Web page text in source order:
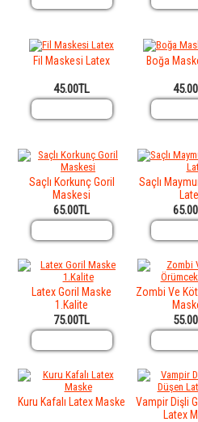
Fil Maskesi Latex
45.00TL
Boğa
Saçlı Korkunç Goril
Maskesi
65.00TL
Saçlı
Latex Goril Maske
1.Kalite
75.00TL
Zombi Ve
Kuru Kafalı Latex Maske
Vampir Dişli
Latex